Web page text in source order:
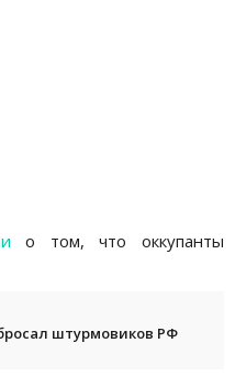
о том, что оккупанты
штурмовиков РФ